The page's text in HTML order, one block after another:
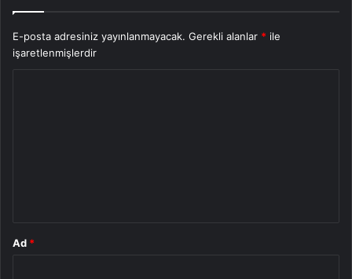
E-posta adresiniz yayınlanmayacak. Gerekli alanlar * ile
işaretlenmişlerdir
Ad *